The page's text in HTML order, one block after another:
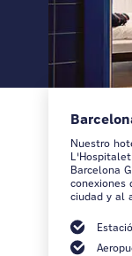
Nuestro
Barcelona
conexiones
ciudad y al